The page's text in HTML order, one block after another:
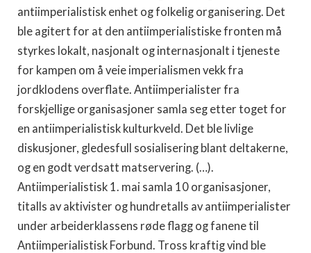
antiimperialistisk enhet og folkelig organisering. Det
ble agitert for at den antiimperialistiske fronten må
styrkes lokalt, nasjonalt og internasjonalt i tjeneste
for kampen om å veie imperialismen vekk fra
jordklodens overflate. Antiimperialister fra
forskjellige organisasjoner samla seg etter toget for
en antiimperialistisk kulturkveld. Det ble livlige
diskusjoner, gledesfull sosialisering blant deltakerne,
og en godt verdsatt matservering. (…).
Antiimperialistisk 1. mai samla 10 organisasjoner,
titalls av aktivister og hundretalls av antiimperialister
under arbeiderklassens røde flagg og fanene til
Antiimperialistisk Forbund. Tross kraftig vind ble